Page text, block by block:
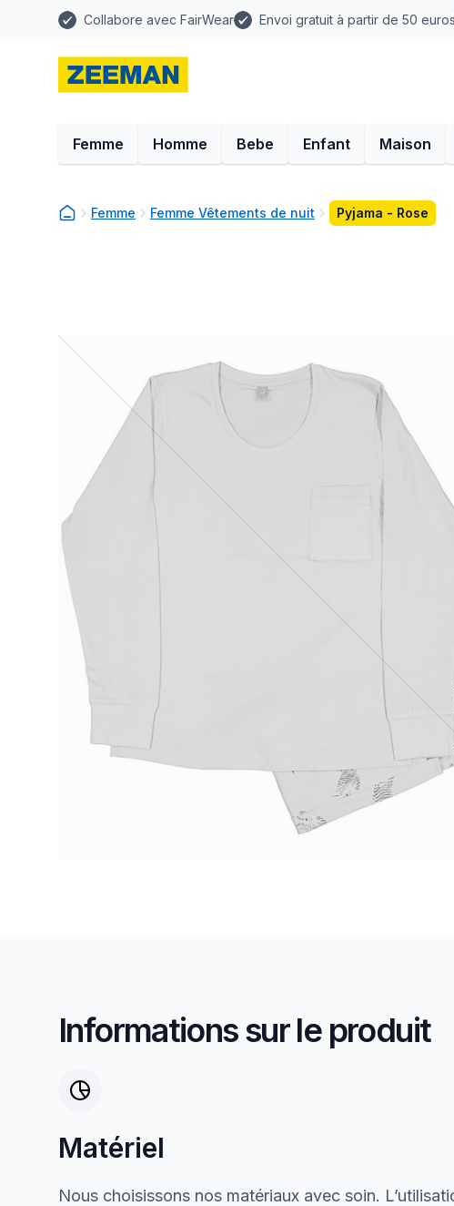
Collabore avec FairWear Envoi gratuit à partir de 50 euros
Femme Homme Bebe Enfant Maison
Femme Femme Vêtements de nuit Pyjama - Rose
Informations sur le produit
Matériel
Nous choisissons nos matériaux avec soin.